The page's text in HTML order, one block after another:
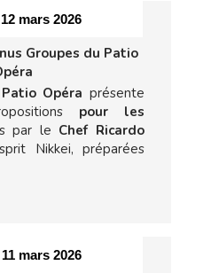
mars 2026
Groupes du Patio
Opéraprésente
pour les
par le Chef Ricardo
Nikkei, préparées
mars 2026